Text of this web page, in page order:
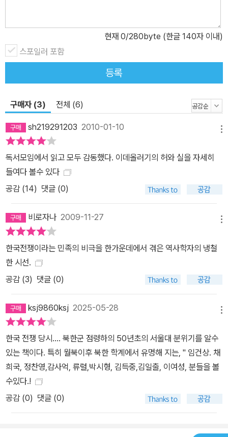
미처 피란 가지 못한 서울대 학자들은 북한이 북쪽으로 밀려가면서
월북하거나 납북됐으며 남아 있는 교수들은 부역혐의로 처벌받아야
했다. 결국 한국전쟁을 거치고 제대로 살아남은 사람들은 극소수에
불과할 정도로, 불행한 역사와 모멸의 시대가 한국의 미래 인적 자원
이르는 동안의 한국 최고학부에 대한 기록이기도 하다. 불행한 역사
의 반복을 넘어서 매듭짓지 못한 역사는 반복되는 것일까. 50여년 전
한반도에서 발생한 일에 대한 김성칠의 일기 속 내용은 지금 여기의
우리들 문제와 유사한 면이 많다. 우선 김성칠이 올바른 일기쓰기를
거론하면서 언급한 올바른 신문보도행위는 지금의 언론권력 문제를
실을 날조한 경우에만 한하지 않고 어떠한 사건의 연속 중에서 일부
독자의 판단을 어긋나게 함에 있어서 허위보도와 조곰도 다를 것이
없을 것이다”(일기 1946년 4월 22일) 이와 더불어, 해방 후 한반도
분단과 동족상잔이라는 처참한 전쟁을 겪었고 남북관계가 북한 핵문
제 등의 문제 때문에 난항을 거듭하는 현 시점에서 묘사된 북한군에
대한 김성칠의 언급은 우리에게 깊은 울림을 준다. “그들(북한군)이
상냥하게 웃고 이야기하는 걸 보면 아무래도 적개심이 우러나지 않는
다. 이건 내가 유독 대한민국에 대한 충성심이 적기 때문만이 아닐 것
이다. 어제 본 국군과 이들과 무엇이 다르단 말이냐. 다르다면 그들의
복장이 약간 이색질 뿐, 왜 그 하나만이 우리 편이고 그 하나는 적으로
돌려야 한단 말이냐. 언제부터 그들의 사이에 그렇듯 풀지 못할 원수
가 맺히어 총검을 들고 죽음의 마당에서 서로 대하여야 하는 것이냐.
서로 얼싸안고 형이야 아우야 해야 할 처지에 있는 그들이 오늘날 누
굴 위하여 무엇 때문에 싸우는 것이냐.”(일기 1950년 6월 28일)
현재 0/280byte (한글 140자 이내)
스포일러 포함
등록
구매자 (3) 전체 (6)
sh219291203 2010-01-10
독서모임에서 읽고 모두 감동했다. 이데올러기의 허와 실을 자세히
들여다 볼수 있다
공감 (14) 댓글 (0)
비로자나 2009-11-27
한국전쟁이라는 민족의 비극을 한가운데에서 겪은 역사학자의 냉철
한 시선.
공감 (3) 댓글 (0)
ksj9860ksj 2025-05-28
한국 전쟁 당시.... 북한군 점령하의 50년초의 서울대 분위기를 알수
있는 책이다. 특히 월북이후 북한 학계에서 유명해 지는, " 임건상. 채
희국, 정찬영,감사억, 류렬,박시형, 김득중,김일출, 이여성, 분들을 볼
수있다.!
공감 (0) 댓글 (0)